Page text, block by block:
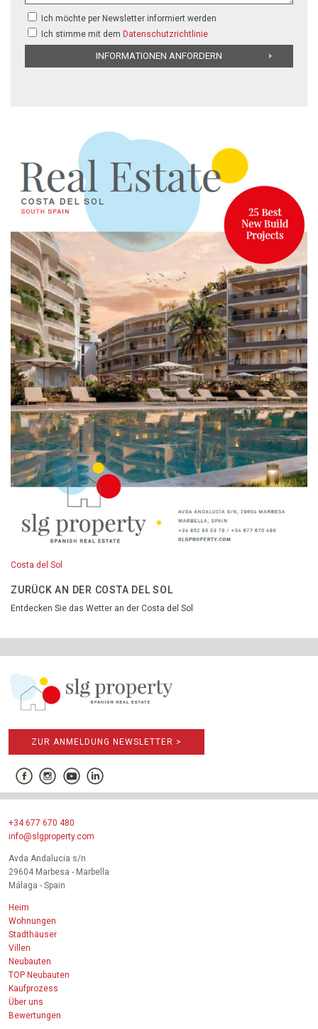
Ich möchte per Newsletter informiert werden
Ich stimme mit dem Datenschutzrichtlinie
Costa del Sol
ZURÜCK AN DER COSTA DEL SOL
Entdecken Sie das Wetter an der Costa del Sol
ZUR ANMELDUNG NEWSLETTER >
+34 677 670 480
info@slgproperty.com
Avda Andalucia s/n
29604 Marbesa - Marbella
Málaga - Spain
Heim
Wohnungen
Stadthäuser
Villen
Neubauten
TOP Neubauten
Kaufprozess
Über uns
Bewertungen